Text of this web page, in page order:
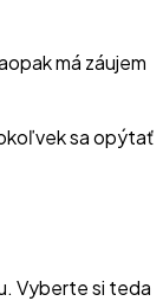
má záujem
sa opýtať
Vyberte si teda